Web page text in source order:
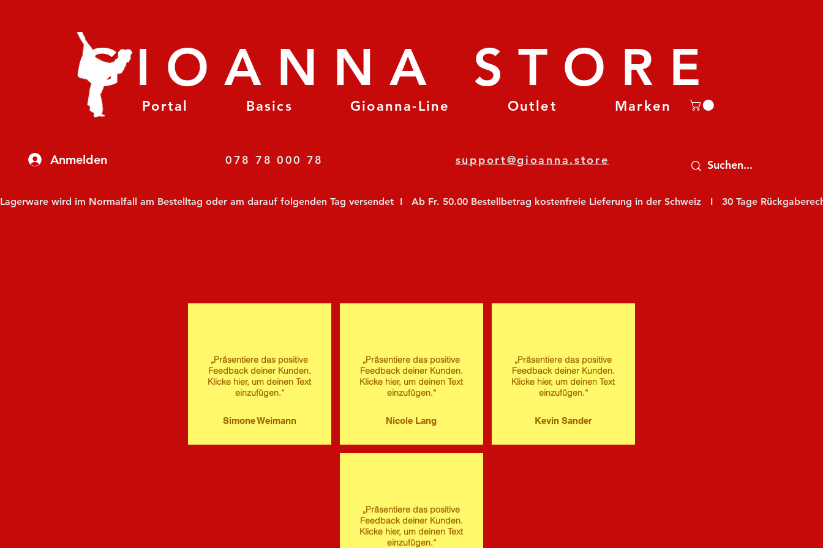
Anmelden
Portal Basics Gioanna-Line Outlet Marken
GIOANNA STORE
078 78 000 78 support@gioanna.store
Lagerware wird im Normalfall am Bestelltag oder am darauf folgenden Tag versendet  I   Ab Fr. 50.00 Bestellbetrag kostenfreie Lieferung in der Schweiz   I   30 Tage
„Präsentiere das positive
Feedback deiner Kunden.
Klicke hier, um deinen Text
einzufügen.“
Simone Weimann
„Präsentiere das positive
Feedback deiner Kunden.
Klicke hier, um deinen Text
einzufügen.“
Nicole Lang
„Präsentiere das positive
Feedback deiner Kunden.
Klicke hier, um deinen Text
einzufügen.“
Kevin Sander
„Präsentiere das positive
Feedback deiner Kunden.
Klicke hier, um deinen Text
einzufügen.“